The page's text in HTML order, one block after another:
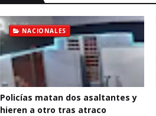
NACIONALES
Policías matan dos asaltantes y
hieren a otro tras atraco